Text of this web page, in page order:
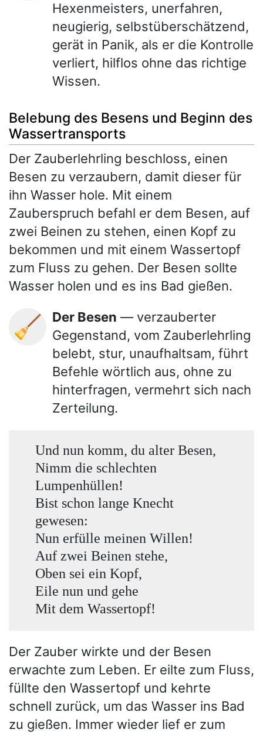
Hexenmeisters, unerfahren,
neugierig, selbstüberschätzend,
gerät in Panik, als er die Kontrolle
verliert, hilflos ohne das richtige
Wissen.
Belebung des Besens und Beginn des
Wassertransports
Der Zauberlehrling beschloss, einen
Besen zu verzaubern, damit dieser für
ihn Wasser hole. Mit einem
Zauberspruch befahl er dem Besen, auf
zwei Beinen zu stehen, einen Kopf zu
bekommen und mit einem Wassertopf
zum Fluss zu gehen. Der Besen sollte
Wasser holen und es ins Bad gießen.
🧹 Der Besen — verzauberter
Gegenstand, vom Zauberlehrling
belebt, stur, unaufhaltsam, führt
Befehle wörtlich aus, ohne zu
hinterfragen, vermehrt sich nach
Zerteilung.
Und nun komm, du alter Besen,
Nimm die schlechten
Lumpenhüllen!
Bist schon lange Knecht
gewesen:
Nun erfülle meinen Willen!
Auf zwei Beinen stehe,
Oben sei ein Kopf,
Eile nun und gehe
Mit dem Wassertopf!
Der Zauber wirkte und der Besen
erwachte zum Leben. Er eilte zum Fluss,
füllte den Wassertopf und kehrte
schnell zurück, um das Wasser ins Bad
zu gießen. Immer wieder lief er zum